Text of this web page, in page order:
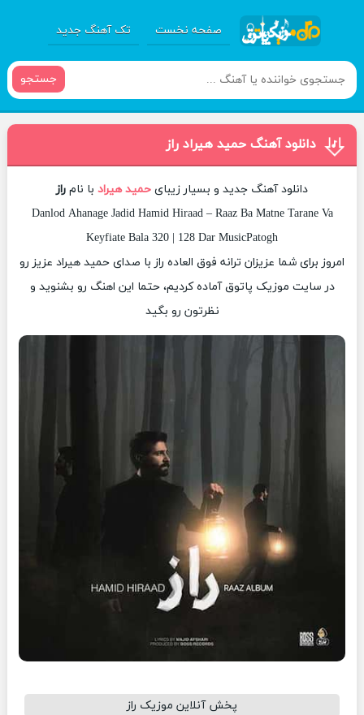
صفحه نخست تک آهنگ جدید
جستجو
دانلود آهنگ حمید هیراد راز
دانلود آهنگ جدید و بسیار زیبای حمید هیراد با نام راز
Danlod Ahanage Jadid Hamid Hiraad – Raaz Ba Matne Tarane Va
Keyfiate Bala 320 | 128 Dar MusicPatogh
امروز برای شما عزیزان ترانه فوق العاده راز با صدای حمید هیراد عزیز رو
در سایت موزیک پاتوق آماده کردیم، حتما این اهنگ رو بشنوید و
نظرتون رو بگید
پخش آنلاین موزیک راز